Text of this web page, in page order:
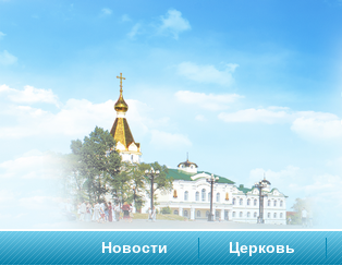
Новости Церковь